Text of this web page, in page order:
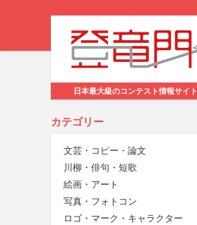
日本最大級のコンテスト情報サイト
カテゴリー
文芸・コピー・論文
川柳・俳句・短歌
絵画・アート
写真・フォトコン
ロゴ・マーク・キャラクター